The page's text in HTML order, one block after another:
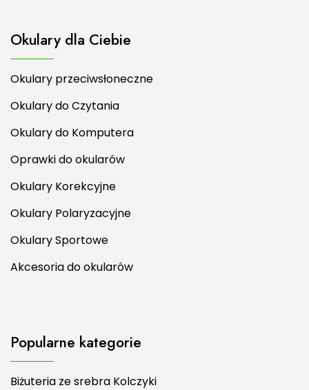
Okulary dla Ciebie
Okulary przeciwsłoneczne
Okulary do Czytania
Okulary do Komputera
Oprawki do okularów
Okulary Korekcyjne
Okulary Polaryzacyjne
Okulary Sportowe
Akcesoria do okularów
Popularne kategorie
Biżuteria ze srebra Kolczyki